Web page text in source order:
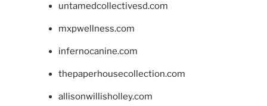
untamedcollectivesd.com
mxpwellness.com
infernocanine.com
thepaperhousecollection.com
allisonwillisholley.com